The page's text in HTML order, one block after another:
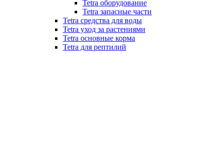
Tetra оборудование
Tetra запасные части
Tetra средства для воды
Tetra уход за растениями
Tetra основные корма
Tetra для рептилий